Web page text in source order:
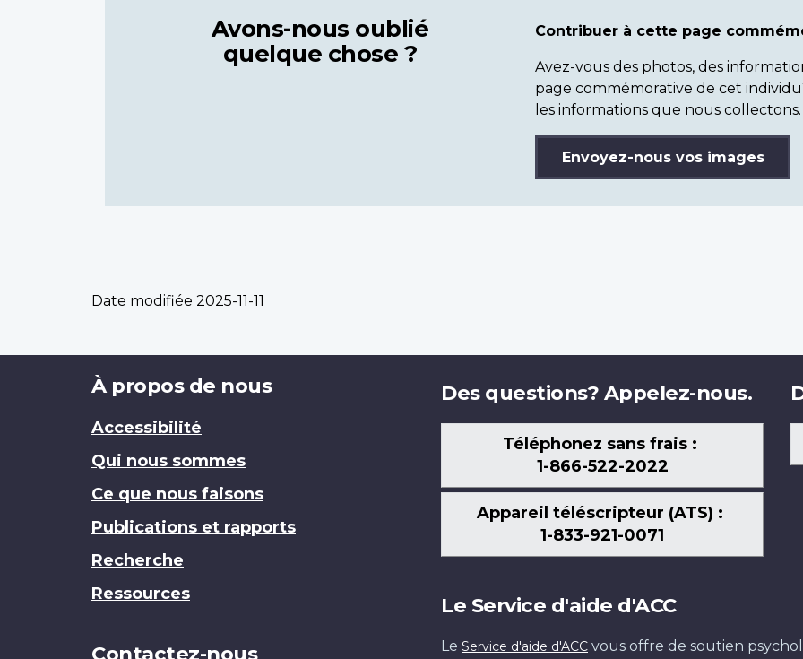
Avons-nous oublié
quelque chose ?
Contribuer à cette page
Avez-vous des photos, des
page commémorative de cet
les informations que nous collectons.
Envoyez-nous vos images
Date modifiée 2025-11-11
Brand
À propos de nous
Accessibilité
Qui nous sommes
Ce que nous faisons
Publications et rapports
Recherche
Ressources
Contactez-nous
Des questions? Appelez-nous.
Téléphonez sans frais :
1-866-522-2022
Appareil téléscripteur (ATS) :
1-833-921-0071
Le Service d'aide d'ACC
Le Service d'aide d'ACC vous offre de soutien